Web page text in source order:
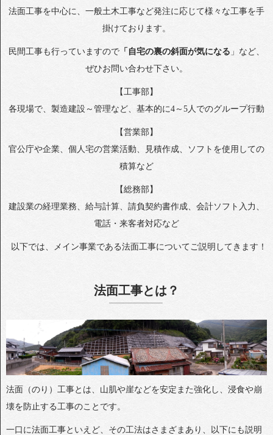
法面工事を中心に、一般土木工事など発注に応じて様々な工事を手
掛けております。
民間工事も行っていますので 「自宅の裏の斜面が気になる 」など、
ぜひお問い合わせ下さい。
【工事部】
各現場で、製造建設～管理など、基本的に4～5人でのグループ行動
【営業部】
官公庁や企業、個人宅の営業活動、見積作成、ソフトを使用しての
積算など
【総務部】
建設業の経理業務、給与計算、請負契約書作成、会計ソフト入力、
電話・来客者対応など
以下では、メイン事業である法面工事についてご説明してきます！
法面工事とは？
法面（のり）工事とは、山肌や崖などを安定また強化し、浸食や崩
壊を防止する工事のことです。
一口に法面工事といえど、その工法はさまざまあり、以下にも説明